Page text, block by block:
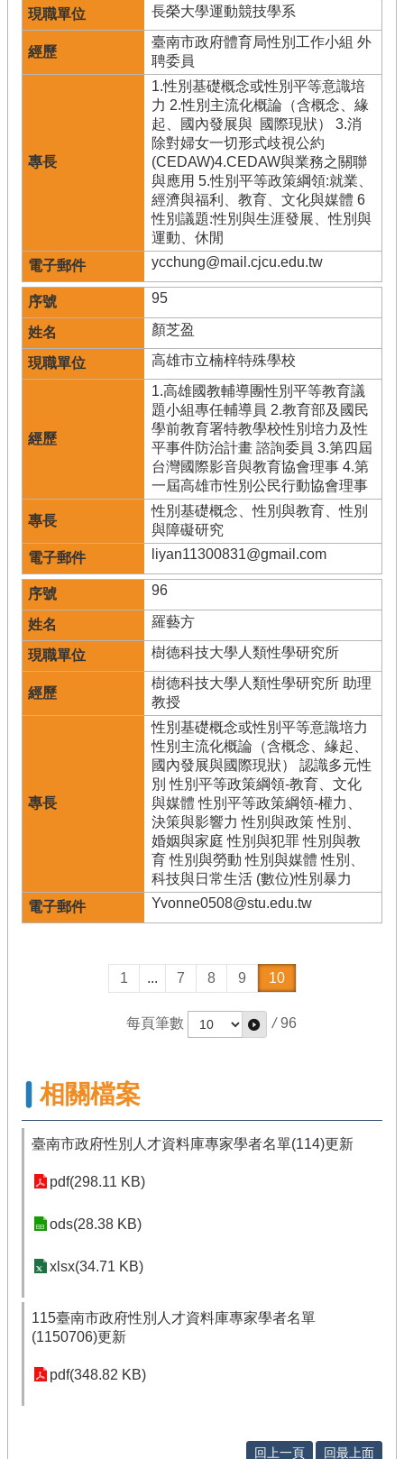
長榮大學運動競技學系
臺南市政府體育局性別工作小組 外
聘委員
1.性別基礎概念或性別平等意識培
力 2.性別主流化概論（含概念、緣
起、國內發展與 國際現狀） 3.消
除對婦女一切形式歧視公約
(CEDAW)4.CEDAW與業務之關聯
與應用 5.性別平等政策綱領:就業、
經濟與福利、教育、文化與媒體 6
性別議題:性別與生涯發展、性別與
運動、休閒
ycchung@mail.cjcu.edu.tw
95
顏芝盈
高雄市立楠梓特殊學校
1.高雄國教輔導團性別平等教育議
題小組專任輔導員 2.教育部及國民
學前教育署特教學校性別培力及性
平事件防治計畫 諮詢委員 3.第四屆
台灣國際影音與教育協會理事 4.第
一屆高雄市性別公民行動協會理事
性別基礎概念、性別與教育、性別
與障礙研究
liyan11300831@gmail.com
96
羅藝方
樹德科技大學人類性學研究所
樹德科技大學人類性學研究所 助理
教授
性別基礎概念或性別平等意識培力
性別主流化概論（含概念、緣起、
國內發展與國際現狀） 認識多元性
別 性別平等政策綱領-教育、文化
與媒體 性別平等政策綱領-權力、
決策與影響力 性別與政策 性別、
婚姻與家庭 性別與犯罪 性別與教
育 性別與勞動 性別與媒體 性別、
科技與日常生活 (數位)性別暴力
Yvonne0508@stu.edu.tw
1 ... 7 8 9 10
每頁筆數 / 96
相關檔案
臺南市政府性別人才資料庫專家學者名單(114)更新
pdf(298.11 KB)
ods(28.38 KB)
xlsx(34.71 KB)
115臺南市政府性別人才資料庫專家學者名單
(1150706)更新
pdf(348.82 KB)
回上一頁 回最上面